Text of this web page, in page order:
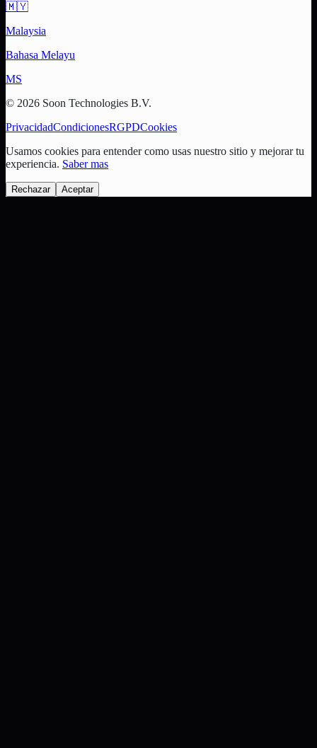
🇲🇾
Malaysia
Bahasa Melayu
MS
© 2026 Soon Technologies B.V.
PrivacidadCondicionesRGPDCookies
Usamos cookies para entender como usas nuestro sitio y mejorar tu
experiencia. Saber mas
Rechazar Aceptar